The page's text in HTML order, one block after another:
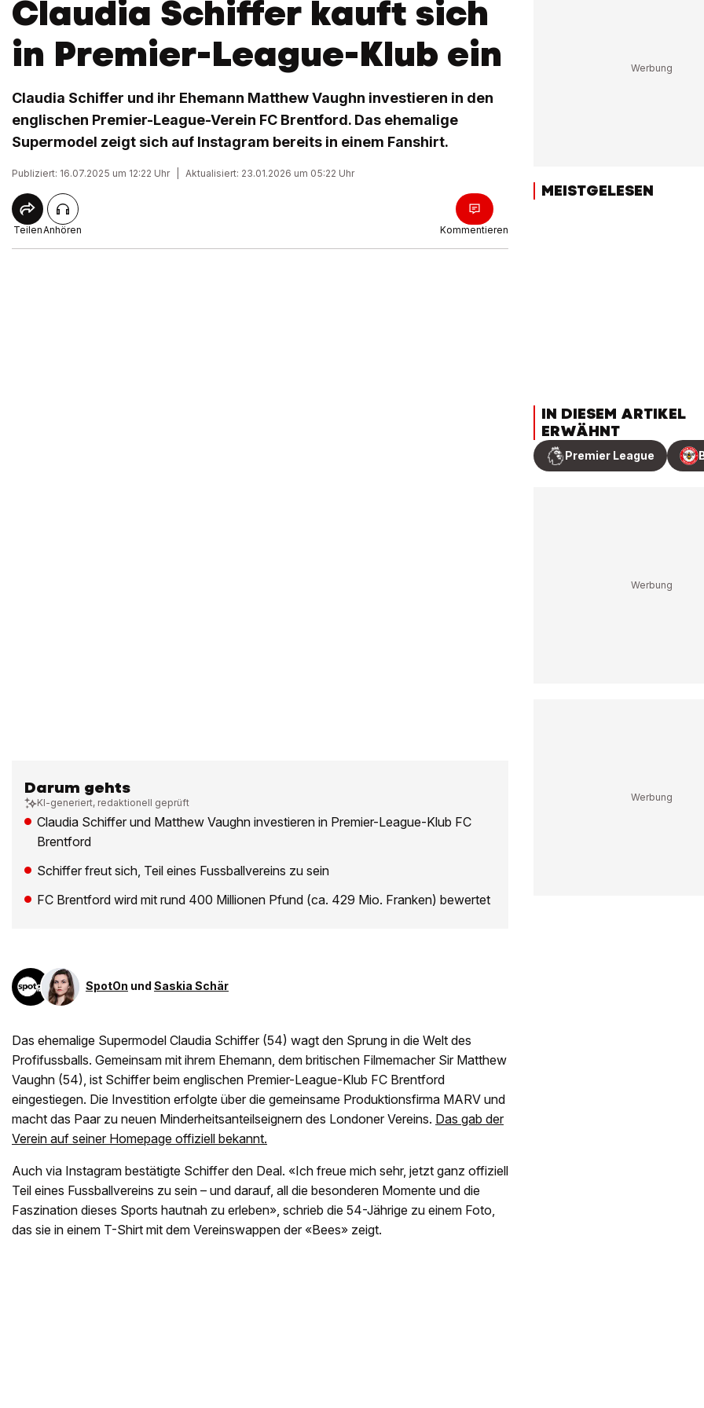
Claudia Schiffer kauft sich
in Premier-League-Klub ein
Claudia Schiffer und ihr Ehemann Matthew Vaughn investieren in den
englischen Premier-League-Verein FC Brentford. Das ehemalige
Supermodel zeigt sich auf Instagram bereits in einem Fanshirt.
Publiziert: 16.07.2025 um 12:22 Uhr Aktualisiert: 23.01.2026 um 05:22 Uhr
TeilenAnhören Kommentieren
Darum gehts
KI-generiert, redaktionell geprüft
Claudia Schiffer und Matthew Vaughn investieren in Premier-League-Klub FC
Brentford
Schiffer freut sich, Teil eines Fussballvereins zu sein
FC Brentford wird mit rund 400 Millionen Pfund (ca. 429 Mio. Franken) bewertet
SpotOn und Saskia Schär
Das ehemalige Supermodel Claudia Schiffer (54) wagt den Sprung in die Welt des
Profifussballs. Gemeinsam mit ihrem Ehemann, dem britischen Filmemacher Sir Matthew
Vaughn (54), ist Schiffer beim englischen Premier-League-Klub FC Brentford
eingestiegen. Die Investition erfolgte über die gemeinsame Produktionsfirma MARV und
macht das Paar zu neuen Minderheitsanteilseignern des Londoner Vereins. Das gab der
Verein auf seiner Homepage offiziell bekannt.
Auch via Instagram bestätigte Schiffer den Deal. «Ich freue mich sehr, jetzt ganz offiziell
Teil eines Fussballvereins zu sein – und darauf, all die besonderen Momente und die
Faszination dieses Sports hautnah zu erleben», schrieb die 54-Jährige zu einem Foto,
das sie in einem T-Shirt mit dem Vereinswappen der «Bees» zeigt.
MEISTGELESEN
IN DIESEM ARTIKEL
ERWÄHNT
Premier League